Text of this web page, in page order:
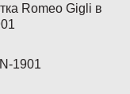
Romeo Gigli в
1901